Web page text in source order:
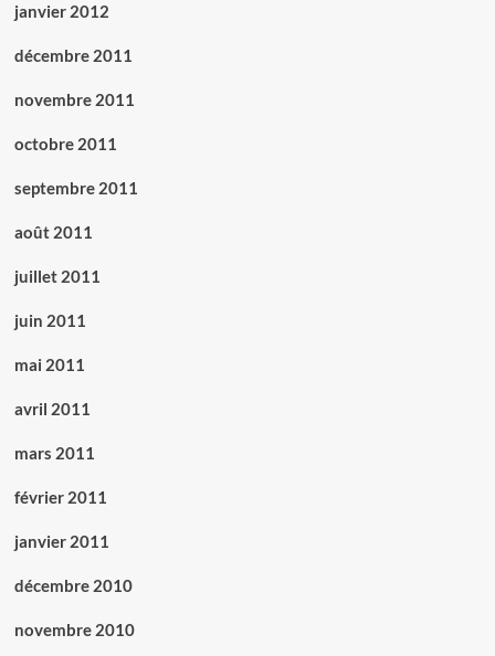
janvier 2012
décembre 2011
novembre 2011
octobre 2011
septembre 2011
août 2011
juillet 2011
juin 2011
mai 2011
avril 2011
mars 2011
février 2011
janvier 2011
décembre 2010
novembre 2010